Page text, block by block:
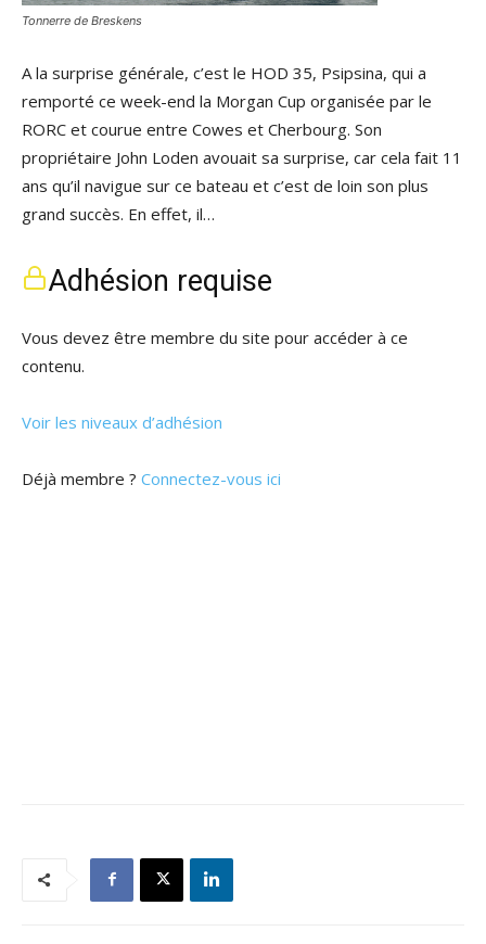
Tonnerre de Breskens
A la surprise générale, c’est le HOD 35, Psipsina, qui a
remporté ce week-end la Morgan Cup organisée par le
RORC et courue entre Cowes et Cherbourg. Son
propriétaire John Loden avouait sa surprise, car cela fait 11
ans qu’il navigue sur ce bateau et c’est de loin son plus
grand succès. En effet, il…
Adhésion requise
Vous devez être membre du site pour accéder à ce
contenu.
Voir les niveaux d’adhésion
Déjà membre ? Connectez-vous ici